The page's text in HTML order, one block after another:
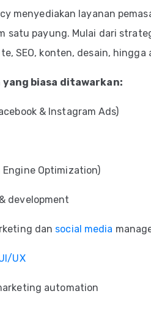
menyediakan layanan
satu payung. Mulai dari
SEO, konten, desain, hingga
biasa ditawarkan:
& Instagram Ads)
Engine Optimization)
development
dan social media
UX
automation